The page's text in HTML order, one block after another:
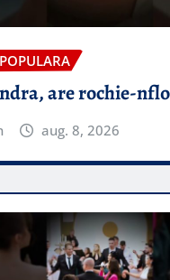
are rochie-
aug. 8, 2026